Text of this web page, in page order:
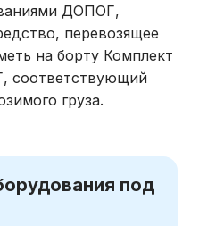
ДОПОГ,
перевозящее
на борту Комплект
соответствующий
груза.
под